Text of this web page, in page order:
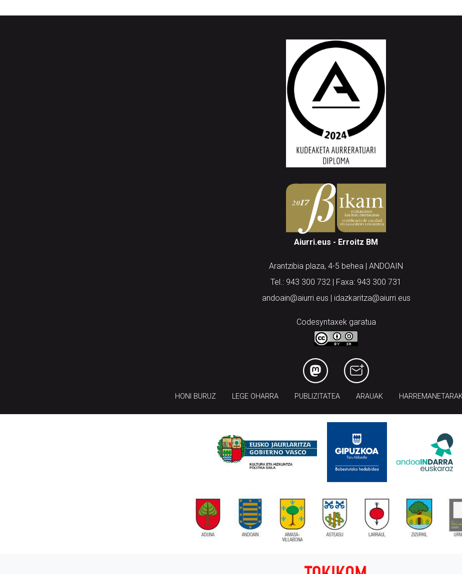
Aiurri.eus - Erroitz BM
Arantzibia plaza, 4-5 behea | ANDOAIN
Tel.: 943 300 732 | Faxa: 943 300 731
andoain@aiurri.eus | idazkaritza@aiurri.eus
Codesyntaxek garatua
HONI BURUZ LEGE OHARRA PUBLIZITATEA ARAUAK